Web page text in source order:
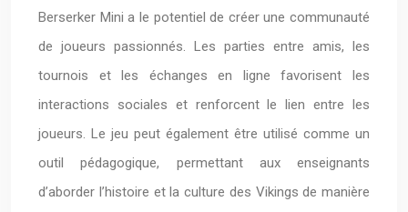
Berserker Mini a le potentiel de créer une communauté
de joueurs passionnés. Les parties entre amis, les
tournois et les échanges en ligne favorisent les
interactions sociales et renforcent le lien entre les
joueurs. Le jeu peut également être utilisé comme un
outil pédagogique, permettant aux enseignants
d’aborder l’histoire et la culture des Vikings de manière